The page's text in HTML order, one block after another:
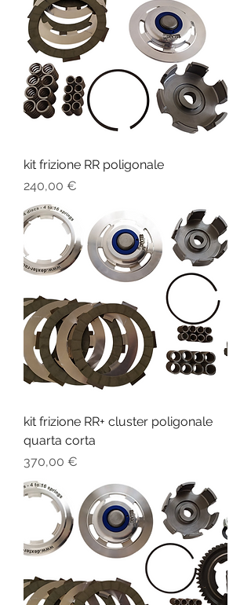
kit frizione RR poligonale
Prezzo
240,00 €
kit frizione RR+ cluster poligonale
quarta corta
Prezzo
370,00 €